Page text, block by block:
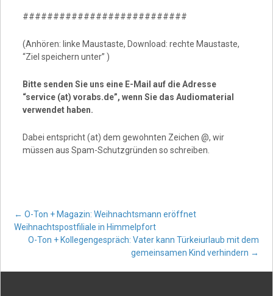
###########################
(Anhören: linke Maustaste, Download: rechte Maustaste,
“Ziel speichern unter” )
Bitte senden Sie uns eine E-Mail auf die Adresse
“service (at) vorabs.de”, wenn Sie das Audiomaterial
verwendet haben.
Dabei entspricht (at) dem gewohnten Zeichen @, wir
müssen aus Spam-Schutzgründen so schreiben.
Post
navigation
← O-Ton + Magazin: Weihnachtsmann eröffnet
Weihnachtspostfiliale in Himmelpfort
O-Ton + Kollegengespräch: Vater kann Türkeiurlaub mit dem
gemeinsamen Kind verhindern →